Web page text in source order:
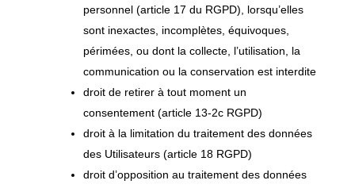
personnel (article 17 du RGPD), lorsqu’elles
sont inexactes, incomplètes, équivoques,
périmées, ou dont la collecte, l’utilisation, la
communication ou la conservation est interdite
droit de retirer à tout moment un
consentement (article 13-2c RGPD)
droit à la limitation du traitement des données
des Utilisateurs (article 18 RGPD)
droit d’opposition au traitement des données